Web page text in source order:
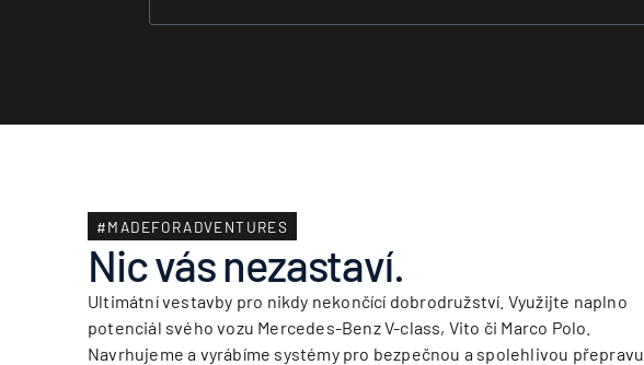
#MADEFORADVENTURES
Nic vás nezastaví.
Ultimátní vestavby pro nikdy nekončící dobrodružství. Využijte naplno
potenciál svého vozu Mercedes-Benz V-class, Vito či Marco Polo.
Navrhujeme a vyrábíme systémy pro bezpečnou a spolehlivou přepravu